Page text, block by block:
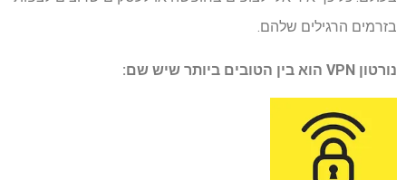
בזרמים הרגילים שלהם.
נורטון VPN הוא בין הטובים ביותר שיש שם: